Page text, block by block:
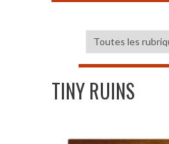
TINY RUINS